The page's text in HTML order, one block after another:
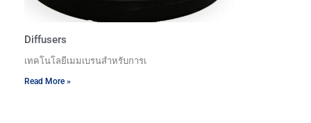
Diffusers
เทคโนโลยีเมมเบรนสำหรับการเ
Read More »